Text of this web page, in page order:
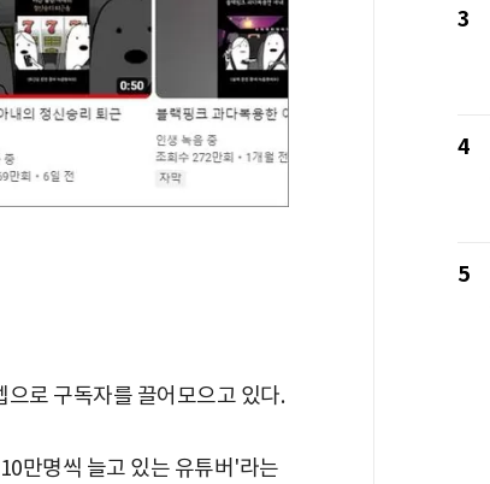
로 구독자를 끌어모으고 있다.
만명씩 늘고 있는 유튜버'라는
3
4
5